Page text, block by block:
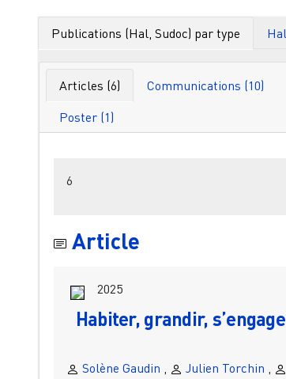
Publications (Hal, Sudoc) par type
Articles (6) Communications (10)
Poster (1)
6
Article
2025
Habiter, grandir,
Solène Gaudin , Julien Torchin ,